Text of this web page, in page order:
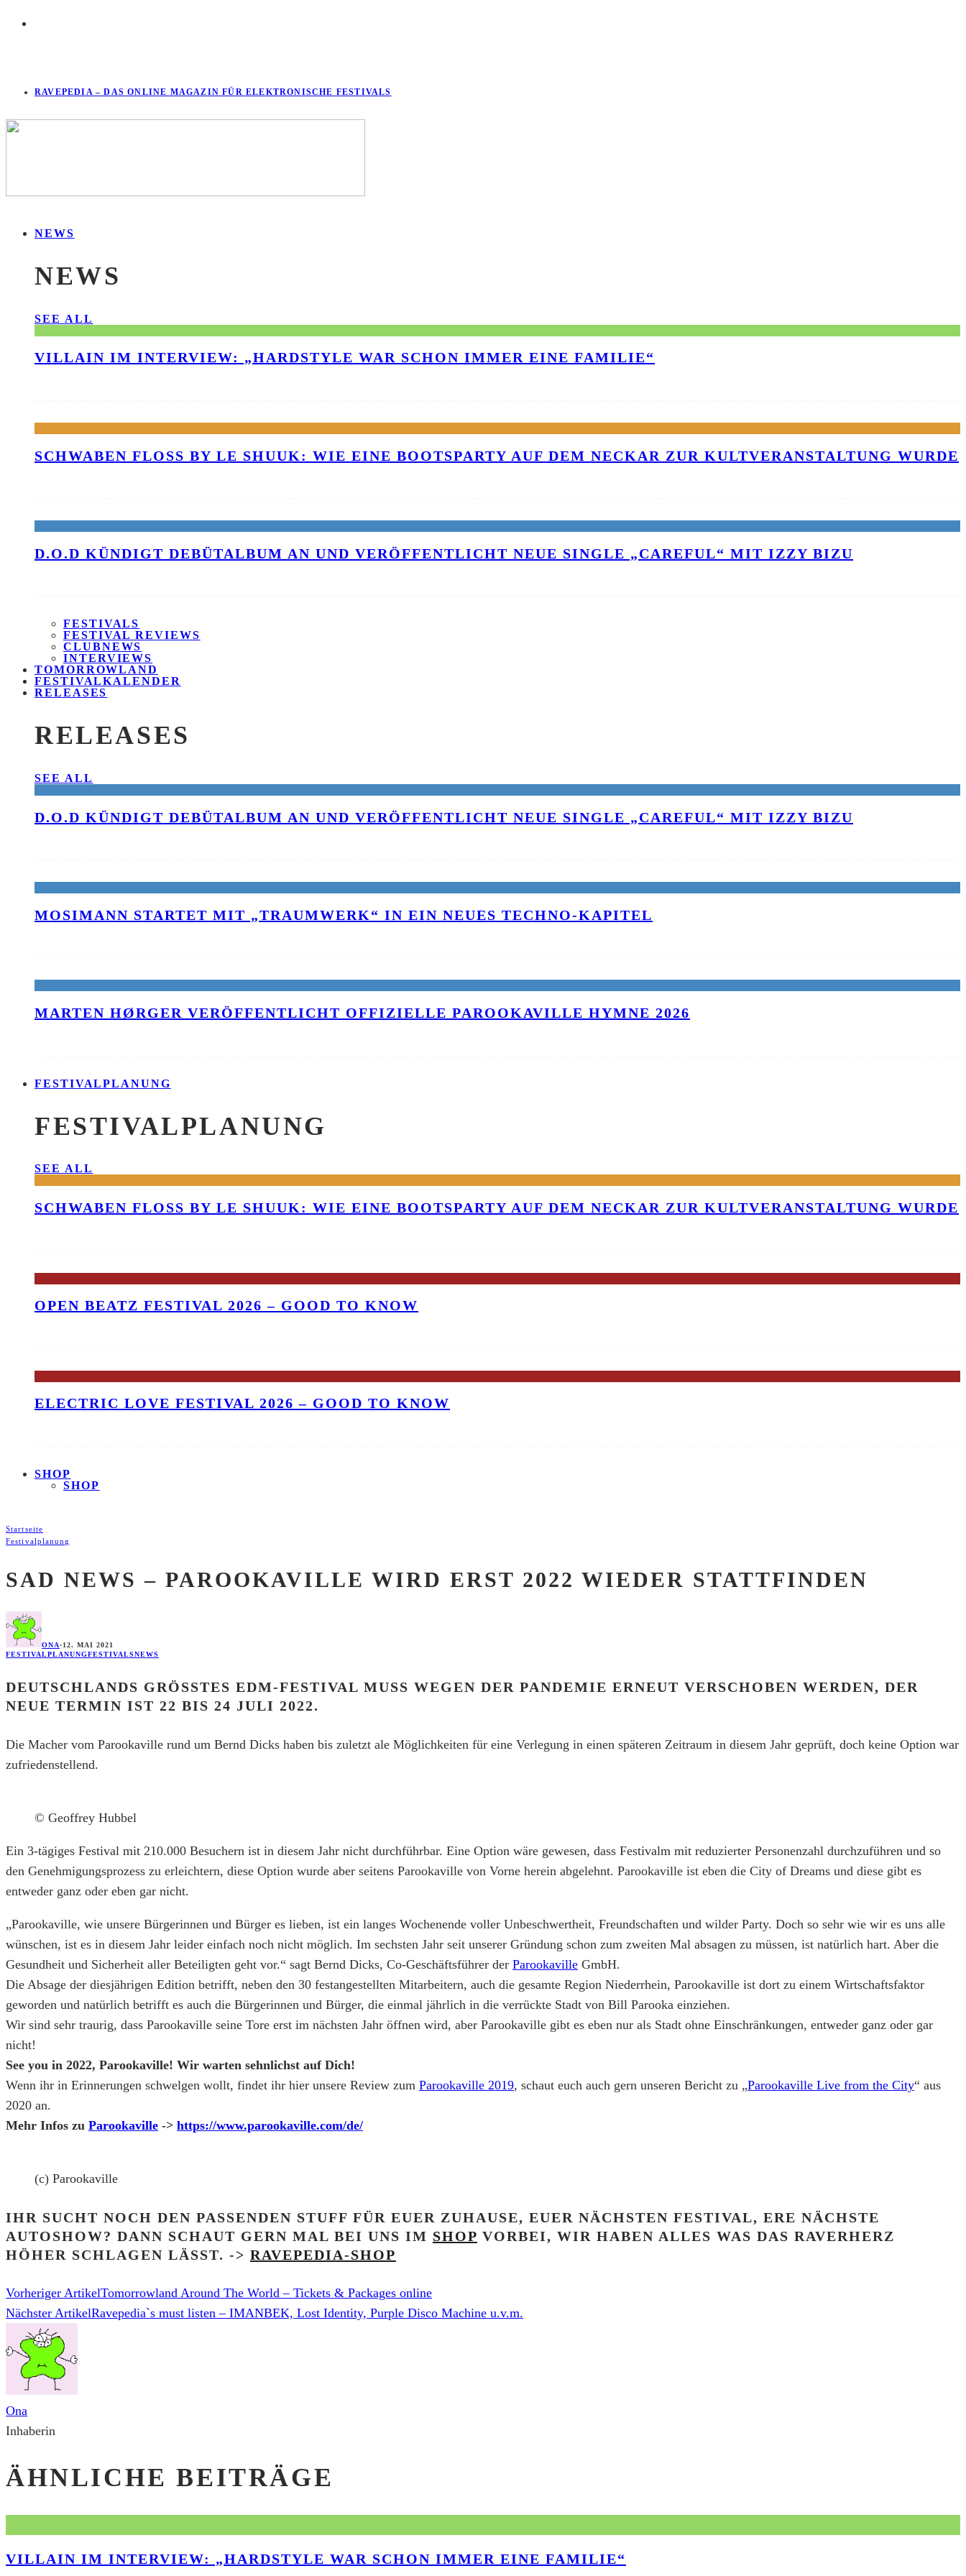
RAVEPEDIA – DAS ONLINE MAGAZIN FÜR ELEKTRONISCHE FESTIVALS
NEWS
NEWS
SEE ALL
VILLAIN IM INTERVIEW: „HARDSTYLE WAR SCHON IMMER EINE FAMILIE“
SCHWABEN FLOSS BY LE SHUUK: WIE EINE BOOTSPARTY AUF DEM NECKAR ZUR KULTVERANSTALTUNG WURDE
D.O.D KÜNDIGT DEBÜTALBUM AN UND VERÖFFENTLICHT NEUE SINGLE „CAREFUL“ MIT IZZY BIZU
FESTIVALS
FESTIVAL REVIEWS
CLUBNEWS
INTERVIEWS
TOMORROWLAND
FESTIVALKALENDER
RELEASES
RELEASES
SEE ALL
D.O.D KÜNDIGT DEBÜTALBUM AN UND VERÖFFENTLICHT NEUE SINGLE „CAREFUL“ MIT IZZY BIZU
MOSIMANN STARTET MIT „TRAUMWERK“ IN EIN NEUES TECHNO-KAPITEL
MARTEN HØRGER VERÖFFENTLICHT OFFIZIELLE PAROOKAVILLE HYMNE 2026
FESTIVALPLANUNG
FESTIVALPLANUNG
SEE ALL
SCHWABEN FLOSS BY LE SHUUK: WIE EINE BOOTSPARTY AUF DEM NECKAR ZUR KULTVERANSTALTUNG WURDE
OPEN BEATZ FESTIVAL 2026 – GOOD TO KNOW
ELECTRIC LOVE FESTIVAL 2026 – GOOD TO KNOW
SHOP
SHOP
Startseite
Festivalplanung
SAD NEWS – PAROOKAVILLE WIRD ERST 2022 WIEDER STATTFINDEN
ONA·12. MAI 2021
FESTIVALPLANUNGFESTIVALSNEWS
DEUTSCHLANDS GRÖSSTES EDM-FESTIVAL MUSS WEGEN DER PANDEMIE ERNEUT VERSCHOBEN WERDEN, DER N
EUE TERMIN IST 22 BIS 24 JULI 2022.
Die Macher vom Parookaville rund um Bernd Dicks haben bis zuletzt ale Möglichkeiten für eine Verlegung in einen späteren Zeitraum in diesem Jahr geprüft, doch keine Option war
zufriedenstellend.
© Geoffrey Hubbel
Ein 3-tägiges Festival mit 210.000 Besuchern ist in diesem Jahr nicht durchführbar. Eine Option wäre gewesen, dass Festivalm mit reduzierter Personenzahl durchzuführen und so
den Genehmigungsprozess zu erleichtern, diese Option wurde aber seitens Parookaville von Vorne herein abgelehnt. Parookaville ist eben die City of Dreams und diese gibt es
entweder ganz oder eben gar nicht.
„Parookaville, wie unsere Bürgerinnen und Bürger es lieben, ist ein langes Wochenende voller Unbeschwertheit, Freundschaften und wilder Party. Doch so sehr wie wir es uns alle
wünschen, ist es in diesem Jahr leider einfach noch nicht möglich. Im sechsten Jahr seit unserer Gründung schon zum zweiten Mal absagen zu müssen, ist natürlich hart. Aber die
Gesundheit und Sicherheit aller Beteiligten geht vor.“ sagt Bernd Dicks, Co-Geschäftsführer der Parookaville GmbH.
Die Absage der diesjährigen Edition betrifft, neben den 30 festangestellten Mitarbeitern, auch die gesamte Region Niederrhein, Parookaville ist dort zu einem Wirtschaftsfaktor
geworden und natürlich betrifft es auch die Bürgerinnen und Bürger, die einmal jährlich in die verrückte Stadt von Bill Parooka einziehen.
Wir sind sehr traurig, dass Parookaville seine Tore erst im nächsten Jahr öffnen wird, aber Parookaville gibt es eben nur als Stadt ohne Einschränkungen, entweder ganz oder gar
nicht!
See you in 2022, Parookaville! Wir warten sehnlichst auf Dich!
Wenn ihr in Erinnerungen schwelgen wollt, findet ihr hier unsere Review zum Parookaville 2019, schaut euch auch gern unseren Bericht zu „Parookaville Live from the City“ aus
2020 an.
Mehr Infos zu Parookaville -> https://www.parookaville.com/de/
(c) Parookaville
IHR SUCHT NOCH DEN PASSENDEN STUFF FÜR EUER ZUHAUSE, EUER NÄCHSTEN FESTIVAL, ERE NÄCHSTE
AUTOSHOW? DANN SCHAUT GERN MAL BEI UNS IM SHOP VORBEI, WIR HABEN ALLES WAS DAS RAVERHERZ
HÖHER SCHLAGEN LÄSST. -> RAVEPEDIA-SHOP
Vorheriger ArtikelTomorrowland Around The World – Tickets & Packages online
Nächster ArtikelRavepedia`s must listen – IMANBEK, Lost Identity, Purple Disco Machine u.v.m.
Ona
Inhaberin
ÄHNLICHE BEITRÄGE
VILLAIN IM INTERVIEW: „HARDSTYLE WAR SCHON IMMER EINE FAMILIE“